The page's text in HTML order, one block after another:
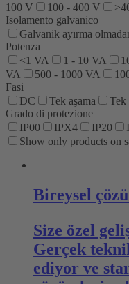
100 V
100 - 400 V
Isolamento galvanico
Galvanik ayırma
Potenza
<1 VA
1 - 10 VA
VA
500 - 1000 VA
Fasi
DC
Tek aşama Tek
Grado di protezione
IP00
IPX4 IP20
Show only products on
Bireysel
Size özel
Gerçek
ediyor ve